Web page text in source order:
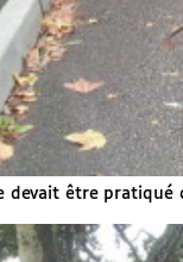
devait être